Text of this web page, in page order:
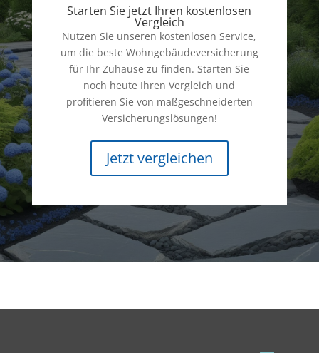
Starten Sie jetzt Ihren kostenlosen
Vergleich
Nutzen Sie unseren kostenlosen Service,
um die beste Wohngebäudeversicherung
für Ihr Zuhause zu finden. Starten Sie
noch heute Ihren Vergleich und
profitieren Sie von maßgeschneiderten
Versicherungslösungen!
Jetzt vergleichen